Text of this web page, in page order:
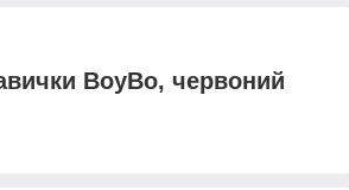
BoyBo, червоний